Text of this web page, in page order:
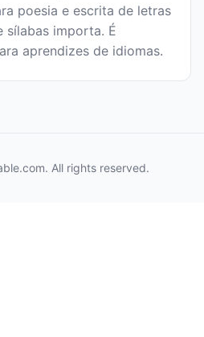
poesia e escrita de letras
sílabas importa. É
aprendizes de idiomas.
All rights reserved.